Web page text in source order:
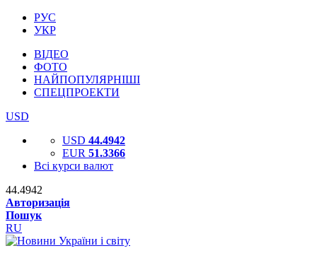
РУС
УКР
ВІДЕО
ФОТО
НАЙПОПУЛЯРНІШІ
СПЕЦПРОЕКТИ
USD
USD 44.4942
EUR 51.3366
Всі курси валют
44.4942
Авторизація
Пошук
RU